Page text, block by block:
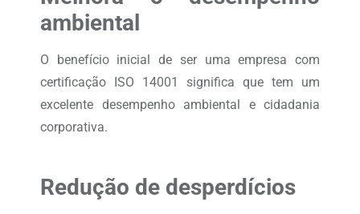
ambiental
O benefício inicial de ser uma empresa com
certificação ISO 14001 significa que tem um
excelente desempenho ambiental e cidadania
corporativa.
Redução de desperdícios